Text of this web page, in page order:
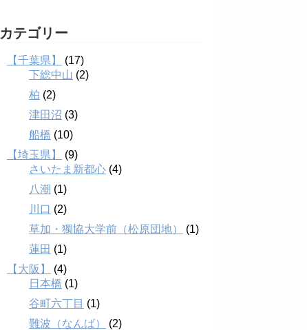
カテゴリー
【千葉県】
(17)
下総中山 (2)
柏 (2)
津田沼 (3)
船橋 (10)
【埼玉県】
(9)
さいたま新都心 (4)
八潮 (1)
川口 (2)
草加・獨協大学前（松原団地）
(1)
蓮田 (1)
【大阪】
(4)
日本橋 (1)
谷町六丁目 (1)
難波（なんば）
(2)